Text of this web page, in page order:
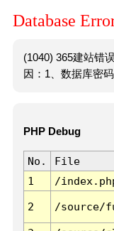
Database
(1040) 365建站错
因：1、数据库密
PHP Debug
No. File
1
/
2 /source/